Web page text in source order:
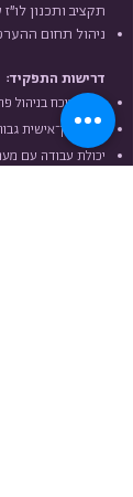
תקציב ותכנון
ניהול תחום
דרישות התפקיד:
ניסיון מוכח בניהול
יכולת בין־אישית
יכולת עבודה עם